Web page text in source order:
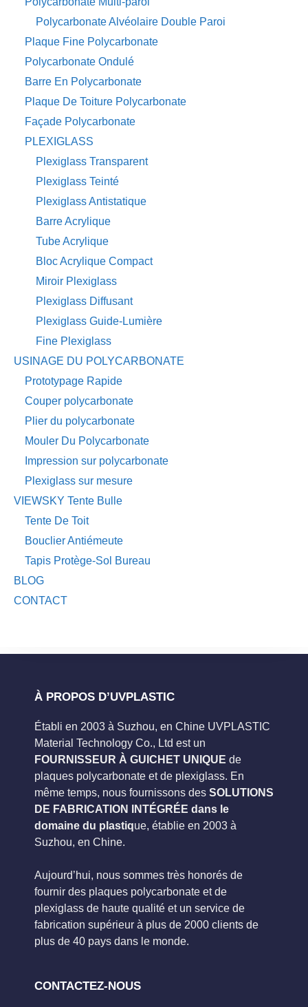
Polycarbonate Alvéolaire Double Paroi
Plaque Fine Polycarbonate
Polycarbonate Ondulé
Barre En Polycarbonate
Plaque De Toiture Polycarbonate
Façade Polycarbonate
PLEXIGLASS
Plexiglass Transparent
Plexiglass Teinté
Plexiglass Antistatique
Barre Acrylique
Tube Acrylique
Bloc Acrylique Compact
Miroir Plexiglass
Plexiglass Diffusant
Plexiglass Guide-Lumière
Fine Plexiglass
USINAGE DU POLYCARBONATE
Prototypage Rapide
Couper polycarbonate
Plier du polycarbonate
Mouler Du Polycarbonate
Impression sur polycarbonate
Plexiglass sur mesure
VIEWSKY Tente Bulle
Tente De Toit
Bouclier Antiémeute
Tapis Protège-Sol Bureau
BLOG
CONTACT
À PROPOS D’UVPLASTIC
Établi en 2003 à Suzhou, en Chine UVPLASTIC
Material Technology Co., Ltd est un
FOURNISSEUR À GUICHET UNIQUE de
plaques polycarbonate et de plexiglass. En
même temps, nous fournissons des SOLUTIONS
DE FABRICATION INTÉGRÉE dans le
domaine du plastique, établie en 2003 à
Suzhou, en Chine.
Aujourd’hui, nous sommes très honorés de
fournir des plaques polycarbonate et de
plexiglass de haute qualité et un service de
fabrication supérieur à plus de 2000 clients de
plus de 40 pays dans le monde.
CONTACTEZ-NOUS